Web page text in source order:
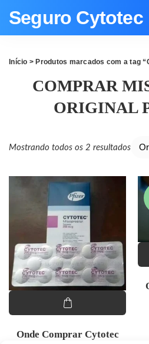
Seguro Cytotec
Início > Produtos marcados com a tag
COMPRAR
ORIGINAL
Mostrando todos os 2 resultados
Onde Comprar Cytotec